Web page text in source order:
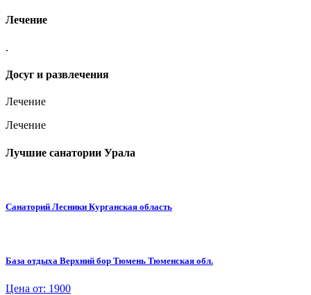
Лечение
.
Досуг и развлечения
Лечение
Лечение
Лучшие санатории Урала
Санаторий Лесники Курганская область
База отдыха Верхний бор Тюмень Тюменская обл.
Цена от: 1900